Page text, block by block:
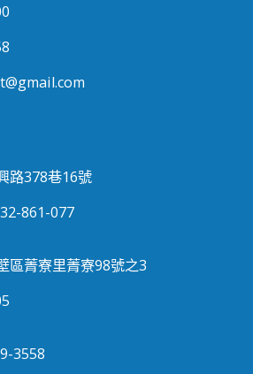
路378巷16號
861-077
區菁寮里菁寮98號之3
3558